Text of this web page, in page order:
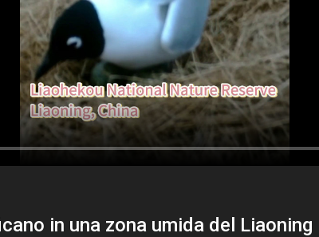
in una zona umida del Liaoning